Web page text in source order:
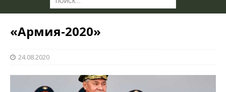
«Армия-2020»
24.08.2020